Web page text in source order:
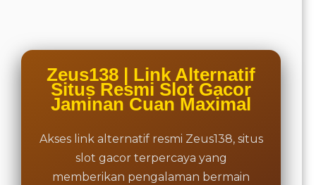
the item
price
and a
buyer
View
Zeus138 | Link Alternatif
Situs Resmi Slot Gacor
Jaminan Cuan Maximal
Akses link alternatif resmi Zeus138, situs
slot gacor terpercaya yang
memberikan pengalaman bermain